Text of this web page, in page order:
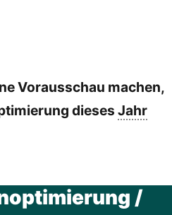
Vorausschau machen,
dieses Jahr
/